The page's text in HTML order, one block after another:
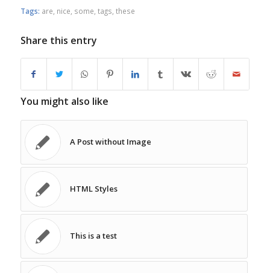
Tags: are, nice, some, tags, these
Share this entry
You might also like
A Post without Image
HTML Styles
This is a test